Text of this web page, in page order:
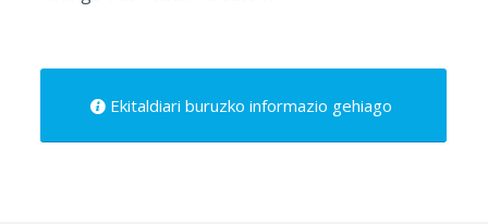
Ekitaldiari buruzko informazio gehiago